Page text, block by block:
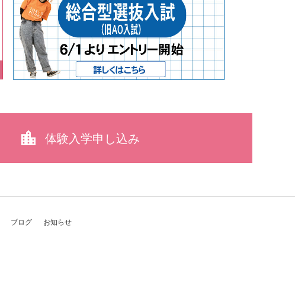
体験入学申し込み
ブログ お知らせ